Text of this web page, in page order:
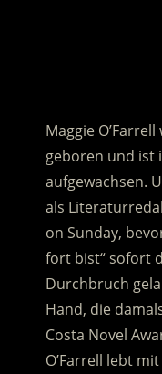
Maggie
geboren und ist
aufgewachsen.
als
on Sunday,
fort bist“ sofort
Durchbruch
Hand, die
Costa Novel
O’Farrell lebt